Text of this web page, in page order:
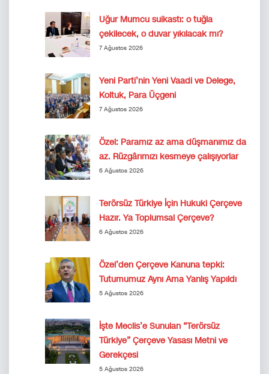
Uğur Mumcu suikastı: o tuğla
çekilecek, o duvar yıkılacak mı?
7 Ağustos 2026
Yeni Parti’nin Yeni Vaadi ve Delege,
Koltuk, Para Üçgeni
7 Ağustos 2026
Özel: Paramız az ama düşmanımız da
az. Rüzgârımızı kesmeye çalışıyorlar
6 Ağustos 2026
Terörsüz Türkiye İçin Hukuki Çerçeve
Hazır. Ya Toplumsal Çerçeve?
6 Ağustos 2026
Özel’den Çerçeve Kanuna tepki:
Tutumumuz Aynı Ama Yanlış Yapıldı
5 Ağustos 2026
İşte Meclis’e Sunulan “Terörsüz
Türkiye” Çerçeve Yasası Metni ve
Gerekçesi
5 Ağustos 2026